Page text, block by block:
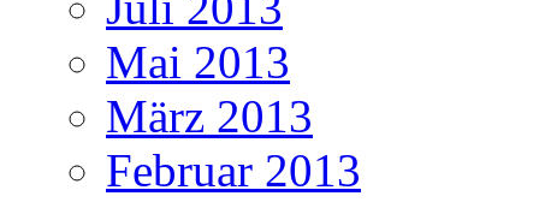
Mai 2013
März 2013
Februar 2013